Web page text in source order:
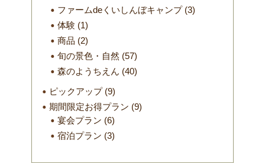
ファームdeくいしんぼキャンプ(3)
体験 (1)
商品 (2)
旬の景色・自然 (57)
森のようちえん (40)
ピックアップ(9)
期間限定お得プラン (9)
宴会プラン (6)
宿泊プラン (3)